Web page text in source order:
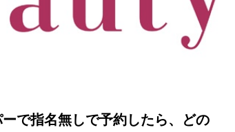
で指名無しで予約したら、どの